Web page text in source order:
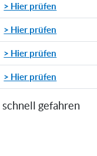
> Hier prüfen
> Hier prüfen
> Hier prüfen
> Hier prüfen
gefahren